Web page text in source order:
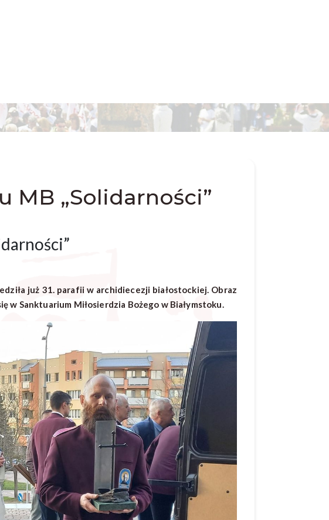
MB „Solidarności”
już 31. parafii w archidiecezji białostockiej. Obraz
w Sanktuarium Miłosierdzia Bożego w Białymstoku.